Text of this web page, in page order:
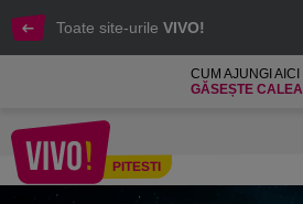
Toate site-urile VIVO!
CUM AJUNGI AICI
GĂSEȘTE CALEA
PITESTI
Lumea magică a lui Moș Crăciun